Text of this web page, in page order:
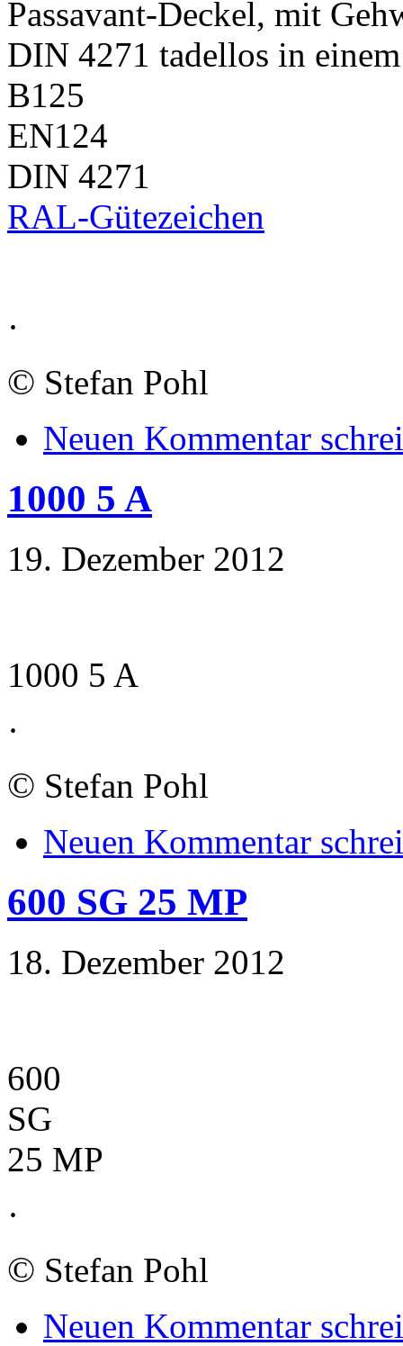
Passavant-Deckel, mit
DIN 4271 tadellos in
B125
EN124
DIN 4271
RAL-Gütezeichen
·
© Stefan Pohl
Neuen Kommentar
1000 5 A
19. Dezember 2012
1000 5 A
·
© Stefan Pohl
Neuen Kommentar
600 SG 25 MP
18. Dezember 2012
600
SG
25 MP
·
© Stefan Pohl
Neuen Kommentar